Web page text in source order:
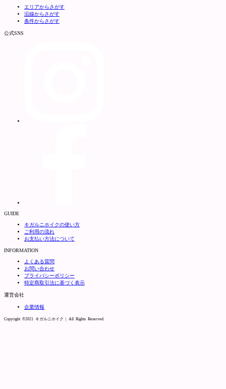
エリアからさがす
沿線からさがす
条件からさがす
公式SNS
GUIDE
キガルニホイクの使い方
ご利用の流れ
お支払い方法について
INFORMATION
よくある質問
お問い合わせ
プライバシーポリシー
特定商取引法に基づく表示
運営会社
企業情報
Copyright ©2021 キガルニホイク | All Rights Reserved.